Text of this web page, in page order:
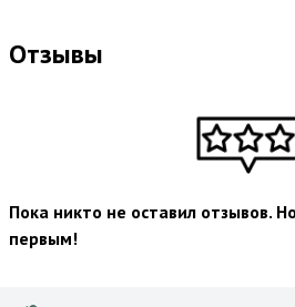
Отзывы
Пока никто не оставил отзывов.
первым!